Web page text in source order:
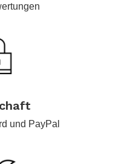
und PayPal